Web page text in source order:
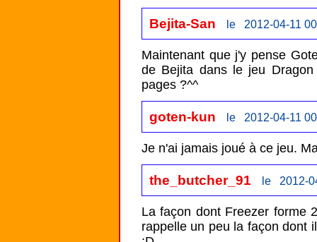
Bejita-San le 2012-04-11
Maintenant que j'y pense
de Bejita dans le jeu
pages ?^^
goten-kun le 2012-04-11
Je n'ai jamais joué à ce jeu.
the_butcher_91 le 2012-
La façon dont Freezer forme
rappelle un peu la façon dont